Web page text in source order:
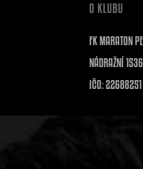
O KLUBU
FK MARATON
NÁDRAŽNÍ
IČO: